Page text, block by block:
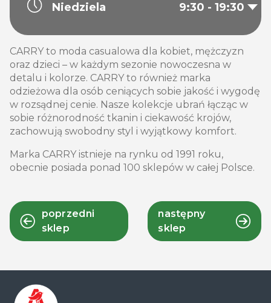
Niedziela 9:30 - 19:30
CARRY to moda casualowa dla kobiet, mężczyzn
oraz dzieci – w każdym sezonie nowoczesna w
detalu i kolorze. CARRY to również marka
odzieżowa dla osób ceniących sobie jakość i wygodę
w rozsądnej cenie. Nasze kolekcje ubrań łącząc w
sobie różnorodność tkanin i ciekawość krojów,
zachowują swobodny styl i wyjątkowy komfort.
Marka CARRY istnieje na rynku od 1991 roku,
obecnie posiada ponad 100 sklepów w całej Polsce.
poprzedni
sklep
następny
sklep